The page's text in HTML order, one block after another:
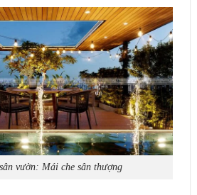
vườn: Mái che sân thượng